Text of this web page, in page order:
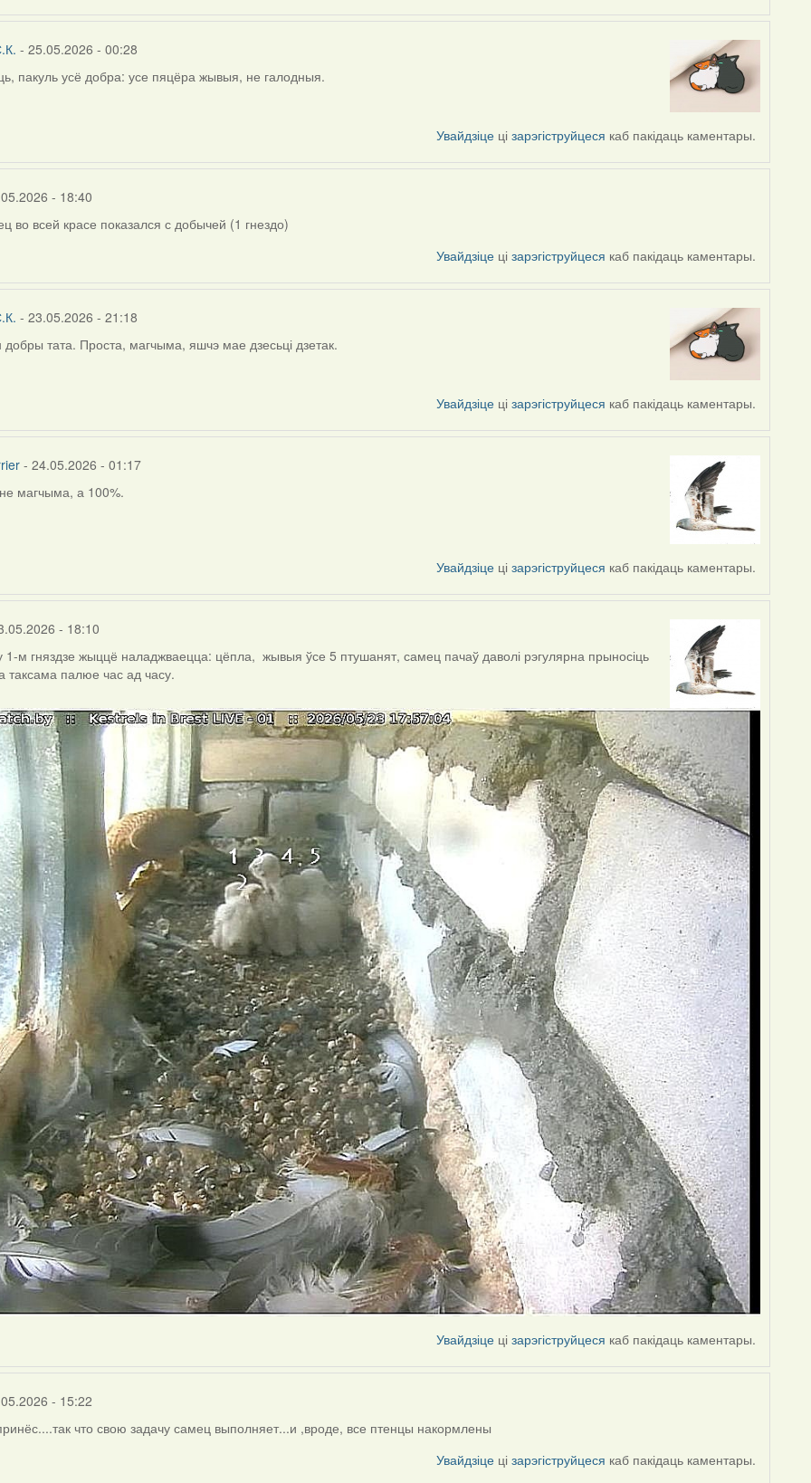
- 25.05.2026 - 00:28
пакуль усё добра: усе пяцёра жывыя, не галодныя.
Увайдзіце цізарэгіструйцеся каб пакідаць каментары.
- 18:40
во всей красе показался с добычей (1 гнездо)
Увайдзіце цізарэгіструйцеся каб пакідаць каментары.
- 23.05.2026 - 21:18
добры тата. Проста, магчыма, яшчэ мае дзесьці дзетак.
Увайдзіце цізарэгіструйцеся каб пакідаць каментары.
- 24.05.2026 - 01:17
магчыма, а 100%.
Увайдзіце цізарэгіструйцеся каб пакідаць каментары.
- 18:10
1-м гняздзе жыццё наладжваецца: цёпла, жывыя ўсе 5 птушанят, самец пачаў даволі рэгулярна прыносіць
таксама палюе час ад часу.
Увайдзіце цізарэгіструйцеся каб пакідаць каментары.
- 15:22
что свою задачу самец выполняет...и ,вроде, все птенцы накормлены
Увайдзіце цізарэгіструйцеся каб пакідаць каментары.